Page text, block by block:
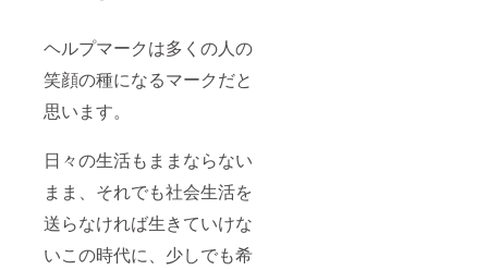
ヘルプマークは多くの人の
笑顔の種になるマークだと
思います。
日々の生活もままならない
まま、それでも社会生活を
送らなければ生きていけな
いこの時代に、少しでも希